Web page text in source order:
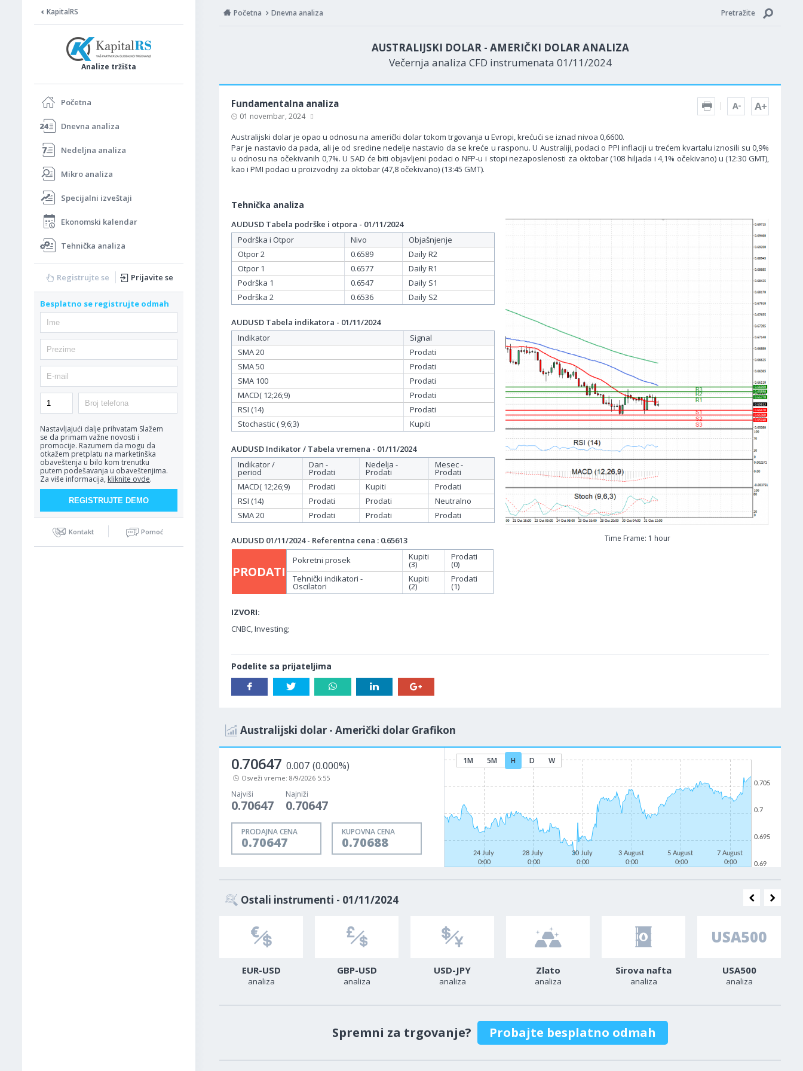
KapitalRS
Analize tržišta
Početna
Dnevna analiza
Nedeljna analiza
Mikro analiza
Specijalni izveštaji
Ekonomski kalendar
Tehnička analiza
Registrujte se Prijavite se
Besplatno se registrujte odmah
Nastavljajući dalje prihvatam Slažem
se da primam važne novosti i
promocije. Razumem da mogu da
otkažem pretplatu na marketinška
obaveštenja u bilo kom trenutku
putem podešavanja u obaveštenjima.
Za više informacija, kliknite ovde.
Kontakt Pomoć
Početna Dnevna analiza Pretražite
AUSTRALIJSKI DOLAR - AMERIČKI DOLAR ANALIZA
Večernja analiza CFD instrumenata 01/11/2024
Fundamentalna analiza
01 novembar, 2024
Australijski dolar je opao u odnosu na američki dolar tokom trgovanja u Evropi, krećući se iznad nivoa 0,6600.
Par je nastavio da pada, ali je od sredine nedelje nastavio da se kreće u rasponu. U Australiji, podaci o PPI inflaciji u trećem kvartalu iznosili su 0,9%
u odnosu na očekivanih 0,7%. U SAD će biti objavljeni podaci o NFP-u i stopi nezaposlenosti za oktobar (108 hiljada i 4,1% očekivano) u (12:30 GMT),
kao i PMI podaci u proizvodnji za oktobar (47,8 očekivano) (13:45 GMT).
Tehnička analiza
Time Frame: 1 hour
AUDUSD Tabela podrške i otpora - 01/11/2024
Podrška i Otpor
Nivo
Objašnjenje
Otpor 2
0.6589
Daily R2
Otpor 1
0.6577
Daily R1
Podrška 1
0.6547
Daily S1
Podrška 2
0.6536 Daily S2
AUDUSD Tabela indikatora - 01/11/2024
Indikator
Signal
SMA 20
Prodati
SMA 50
Prodati
SMA 100
Prodati
MACD( 12;26;9)
Prodati
RSI (14)
Prodati
Stochastic ( 9;6;3)
Kupiti
AUDUSD Indikator / Tabela vremena - 01/11/2024
Indikator /
period
Dan -
Prodati
Nedelja -
Prodati
Mesec -
Prodati
MACD( 12;26;9)
Prodati Kupiti
Prodati
RSI (14)
Prodati Prodati
Neutralno
SMA 20
Prodati Prodati Prodati
AUDUSD 01/11/2024 - Referentna cena : 0.65613
PRODATI
Pokretni prosek Kupiti
(3)
Prodati
(0)
Tehnički indikatori -
Oscilatori
Kupiti
(2)
Prodati
(1)
IZVORI:
CNBC, Investing;
Podelite sa prijateljima
Australijski dolar - Američki dolar Grafikon
0.70647 0.007 (0.000%)
Osveži vreme: 8/9/2026 5:55
Najviši
0.70647
Najniži
0.70647
PRODAJNA CENA
0.70647
KUPOVNA CENA
0.70688
1M 5M H D W
24 July
0:00
28 July
0:00
30 July
0:00
3 August
0:00
5 August
0:00
7 August
0:00
0.69
0.695
0.7
0.705
Ostali instrumenti - 01/11/2024
EUR-USD
analiza
GBP-USD
analiza
USD-JPY
analiza
Zlato
analiza
Sirova nafta
analiza
USA500
analiza
Spremni za trgovanje? Probajte besplatno odmah